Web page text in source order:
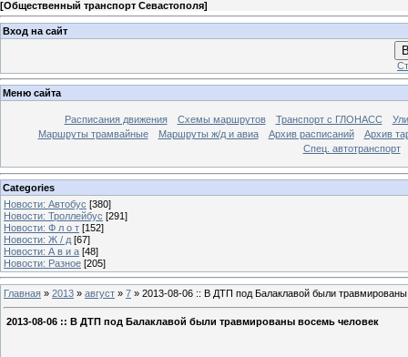
[Общественный транспорт Севастополя]
Вход на сайт
Меню сайта
Расписания движения Схемы маршрутов Транспорт с ГЛОНАСС
Маршруты трамвайные
Маршруты ж/д и авиа Архив расписаний
Архив
Спец. автотранспорт
Categories
Новости: Автобус [380]
Новости: Троллейбус [291]
Новости: Ф л о т [152]
Новости: Ж / д [67]
Новости: А в и а [48]
Новости: Разное [205]
Главная » 2013 » август » 7 » 2013-08-06 :: В ДТП под Балаклавой были
2013-08-06 :: В ДТП под Балаклавой были травмированы восемь человек